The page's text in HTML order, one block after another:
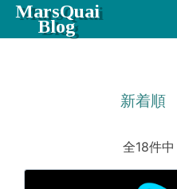
MarsQuai
Blog
新着順
全18件